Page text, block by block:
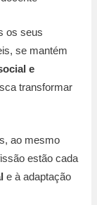
os seus
se mantém
e
transformar
ao mesmo
estão cada
e à adaptação